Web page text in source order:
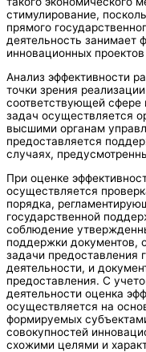
стимулирование,
прямого
деятельность занимает
инновационных
Анализ эффективности
точки зрения
соответствующей сфере
задач осуществляется
высшими органам
предоставляется
случаях,
При оценке
осуществляется
порядка,
государственной
соблюдение
поддержки документов,
задачи предоставления
деятельности, и
предоставления. С
деятельности оценка
осуществляется на
формируемых
совокупностей
схожими целями и